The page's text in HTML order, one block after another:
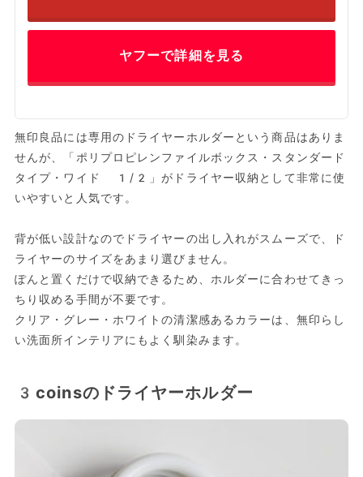
ヤフーで詳細を見る
無印良品には専用のドライヤーホルダーという商品はありま
せんが、「ポリプロピレンファイルボックス・スタンダード
タイプ・ワイド 1/2」がドライヤー収納として非常に使
いやすいと人気です。
背が低い設計なのでドライヤーの出し入れがスムーズで、ド
ライヤーのサイズをあまり選びません。
ぽんと置くだけで収納できるため、ホルダーに合わせてきっ
ちり収める手間が不要です。
クリア・グレー・ホワイトの清潔感あるカラーは、無印らし
い洗面所インテリアにもよく馴染みます。
3coinsのドライヤーホルダー